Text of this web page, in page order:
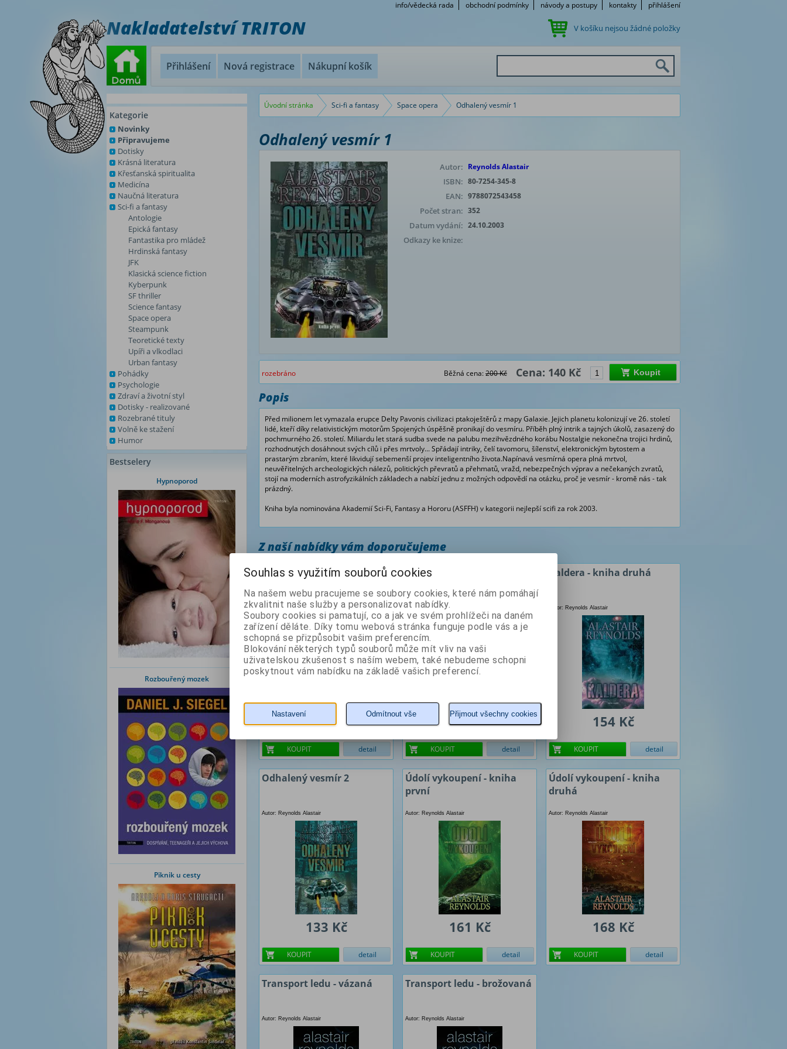
info/vědecká rada obchodní podmínky návody a postupy kontakty přihlášení
Nakladatelství TRITON V košíku nejsou žádné položky
Přihlášení Nová registrace Nákupní košík
Kategorie
Novinky
Připravujeme
Dotisky
Krásná literatura
Křesťanská spiritualita
Medicína
Naučná literatura
Sci-fi a fantasy
Antologie
Epická fantasy
Fantastika pro mládež
Hrdinská fantasy
JFK
Klasická science fiction
Kyberpunk
SF thriller
Science fantasy
Space opera
Steampunk
Teoretické texty
Upíři a vlkodlaci
Urban fantasy
Pohádky
Psychologie
Zdraví a životní styl
Dotisky - realizované
Rozebrané tituly
Volně ke stažení
Humor
Bestselery
Hypnoporod
Rozbouřený mozek
Piknik u cesty
Úvodní stránka Sci-fi a fantasy Space opera Odhalený vesmír 1
Odhalený vesmír 1
Autor: Reynolds Alastair
ISBN: 80-7254-345-8
EAN: 9788072543458
Počet stran: 352
Datum vydání: 24.10.2003
Odkazy ke knize:
rozebráno Běžná cena:200 Kč Cena: 140 Kč Koupit
Popis
Před milionem let vymazala erupce Delty Pavonis civilizaci ptakoještěrů z mapy Galaxie. Jejich planetu kolonizují ve 26. století
lidé, kteří díky relativistickým motorům Spojených úspěšně pronikají do vesmíru. Příběh plný intrik a tajných úkolů, zasazený do
pochmurného 26. století. Miliardu let stará sudba svede na palubu mezihvězdného korábu Nostalgie nekonečna trojici hrdinů,
rozhodnutých dosáhnout svých cílů i přes mrtvoly... Spřádají intriky, čelí tavomoru, šílenství, elektronickým bytostem a
prastarým zbraním, které likvidují sebemenší projev inteligentního života.Napínavá vesmírná opera plná mrtvol,
neuvěřitelných archeologických nálezů, politických převratů a přehmatů, vražd, nebezpečných výprav a nečekaných zvratů,
stojí na moderních astrofyzikálních základech a nabízí jednu z možných odpovědí na otázku, proč je vesmír - kromě nás - tak
prázdný.
Kniha byla nominována Akademií Sci-Fi, Fantasy a Hororu (ASFFH) v kategorii nejlepší scifi za rok 2003.
Z naší nabídky vám doporučujeme
Archa - kniha druhá
Autor: Reynolds Alastair
154 Kč
KOUPIT detail
Kaldera - kniha první
Autor: Reynolds Alastair
161 Kč
KOUPIT detail
Kaldera - kniha druhá
Autor: Reynolds Alastair
154 Kč
KOUPIT detail
Odhalený vesmír 2
Autor: Reynolds Alastair
133 Kč
KOUPIT detail
Údolí vykoupení - kniha
první
Autor: Reynolds Alastair
161 Kč
KOUPIT detail
Údolí vykoupení - kniha
druhá
Autor: Reynolds Alastair
168 Kč
KOUPIT detail
Transport ledu - vázaná
Autor: Reynolds Alastair
Transport ledu - brožovaná
Autor: Reynolds Alastair
Souhlas s využitím souborů cookies
Na našem webu pracujeme se soubory cookies, které nám pomáhají
zkvalitnit naše služby a personalizovat nabídky.
Soubory cookies si pamatují, co a jak ve svém prohlížeči na daném
zařízení děláte. Díky tomu webová stránka funguje podle vás a je
schopná se přizpůsobit vašim preferencím.
Blokování některých typů souborů může mít vliv na vaši
uživatelskou zkušenost s naším webem, také nebudeme schopni
poskytnout vám nabídku na základě vašich preferencí.
Nastavení Odmítnout vše Přijmout všechny cookies